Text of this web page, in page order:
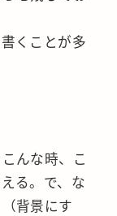
くことが多
んな時、こ
る。で、な
背景にす